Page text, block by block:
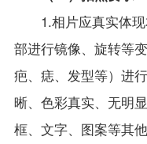
1.相片应真实体
部进行镜像、旋转等
疤、痣、发型等）进
晰、色彩真实、无明
框、文字、图案等其他